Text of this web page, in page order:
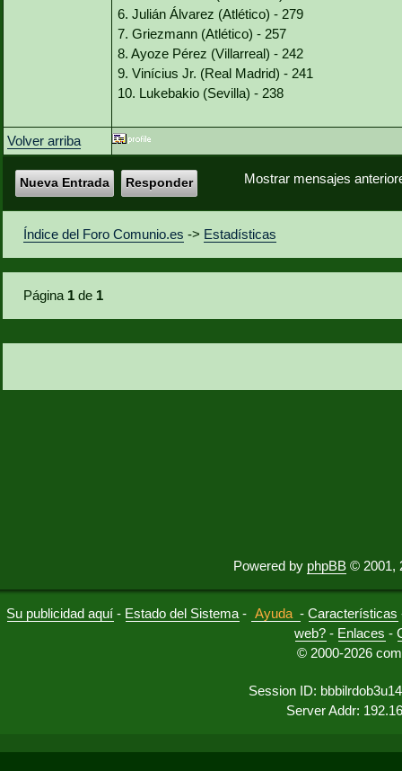
6. Julián Álvarez (Atlético) - 279
7. Griezmann (Atlético) - 257
8. Ayoze Pérez (Villarreal) - 242
9. Vinícius Jr. (Real Madrid) - 241
10. Lukebakio (Sevilla) - 238
Volver arriba
Mostrar mensajes
Nueva Entrada Responder
Índice del Foro Comunio.es -> Estadísticas
Página 1 de 1
Powered by phpBB © 2001,
Su publicidad aquí - Estado del Sistema - Ayuda -Características
web? - Enlaces -
© 2000-2026
Session ID:
Server Addr: